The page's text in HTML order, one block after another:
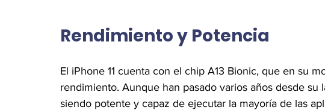
Rendimiento y Potencia
El iPhone 11 cuenta con el chip A13 Bionic, que en su
rendimiento. Aunque han pasado varios años desde su
siendo potente y capaz de ejecutar la mayoría de las